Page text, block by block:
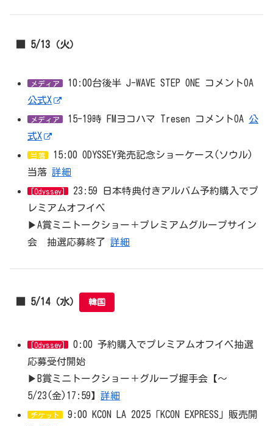
■ 5/13（火）
メディア
10:00台後半 J-WAVE STEP ONE コメントOA
公式X
メディア 15-19時 FMヨコハマ Tresen コメントOA 公
式X
当落
15:00 ODYSSEY発売記念ショーケース(ソウル)
当落詳細
[Odyssey]
23:59 日本特典付きアルバム予約購入でプ
レミアムオフイベ
▶︎A賞ミニトークショー＋プレミアムグループサイン
会 抽選応募終了詳細
■ 5/14（水） 韓国
[Odyssey]
0:00 予約購入でプレミアムオフイベ抽選
応募受付開始
▶︎B賞ミニトークショー＋グループ握手会【～
5/23(金)17:59】詳細
チケット
9:00 KCON LA 2025「KCON EXPRESS」販売開